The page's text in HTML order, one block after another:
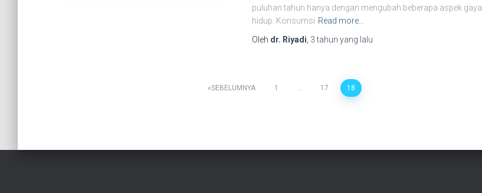
puluhan tahun hanya dengan mengubah beberapa aspek gaya
hidup. Konsumsi Read more…
Oleh dr. Riyadi 3 tahun yang lalu
SEBELUMNYA 1 … 17 18